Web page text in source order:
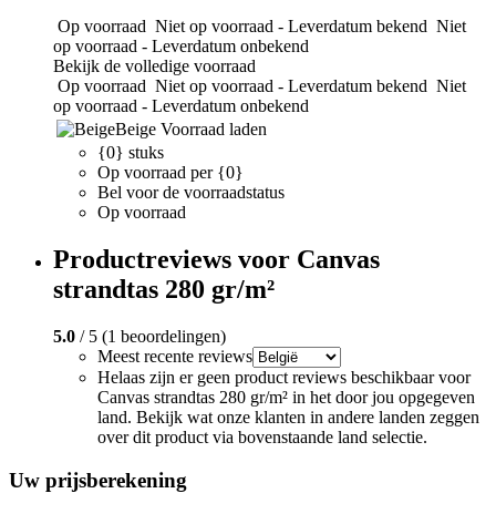
Op voorraad Niet op voorraad - Leverdatum bekend Niet
op voorraad - Leverdatum onbekend
Bekijk de volledige voorraad
Op voorraad Niet op voorraad - Leverdatum bekend Niet
op voorraad - Leverdatum onbekend
Beige Voorraad laden
{0} stuks
Op voorraad per {0}
Bel voor de voorraadstatus
Op voorraad
Productreviews voor Canvas
strandtas 280 gr/m²
5.0 / 5 (1 beoordelingen)
Meest recente reviews
Helaas zijn er geen product reviews beschikbaar voor
Canvas strandtas 280 gr/m² in het door jou opgegeven
land. Bekijk wat onze klanten in andere landen zeggen
over dit product via bovenstaande land selectie.
Uw prijsberekening